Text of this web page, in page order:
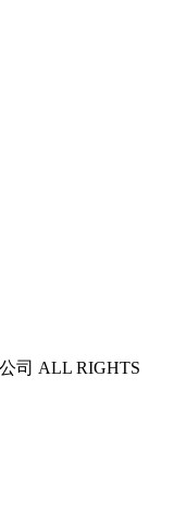
司 ALL RIGHTS